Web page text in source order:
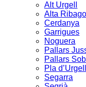
Alt Urgell
Alta
Cerdanya
Garrigues
Noguera
Pallars
Pallars
Pla d’Urgell
Segarra